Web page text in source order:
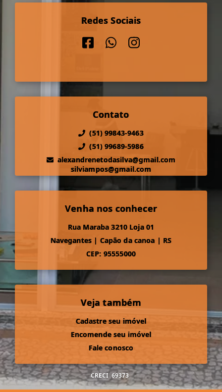
Redes Sociais
Contato
(51) 99843-9463
(51) 99689-5986
alexandrenetodasilva@gmail.com
silviampos@gmail.com
Venha nos conhecer
Rua Maraba 3210 Loja 01
Navegantes | Capão da canoa | RS
CEP: 95555000
Veja também
Cadastre seu imóvel
Encomende seu imóvel
Fale conosco
CRECI 69373